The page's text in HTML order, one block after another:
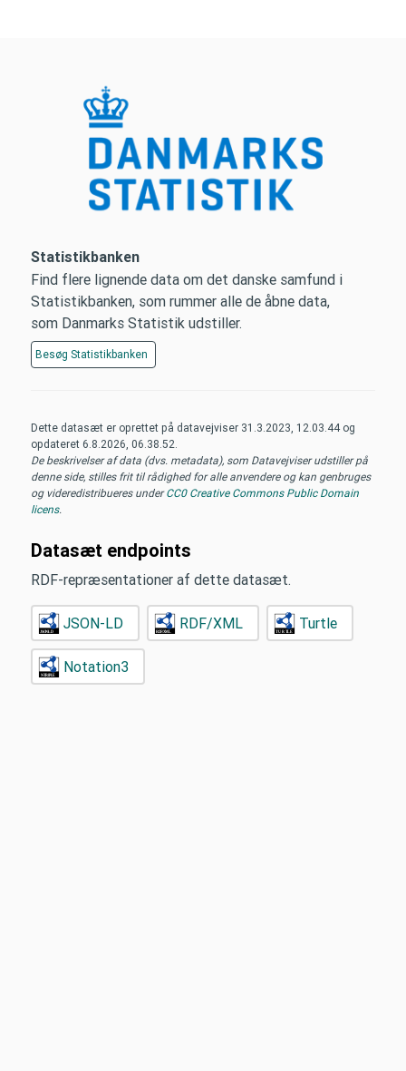
Statistikbanken
Find flere lignende data om det danske samfund i
Statistikbanken, som rummer alle de åbne data,
som Danmarks Statistik udstiller.
Besøg Statistikbanken
Dette datasæt er oprettet på datavejviser 31.3.2023, 12.03.44og
opdateret 6.8.2026, 06.38.52
De beskrivelser af data (dvs. metadata), som Datavejviser udstiller på
denne side, stilles frit til rådighed for alle anvendere og kan genbruges
og videredistribueres underCC0 Creative Commons Public Domain
licens.
Datasæt endpoints
RDF-repræsentationer af dette datasæt.
JSON-LD RDF/XML Turtle
Notation3